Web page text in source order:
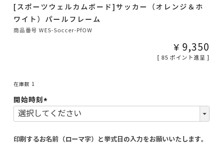
[スポーツウェルカムボード]サッカー（オレンジ＆ホ
ワイト）パールフレーム
商品番号 WES-Soccer-PfOW
¥ 9,350
[ 85 ポイント進呈 ]
開始時刻
(必
印刷するお名前（ローマ字）と挙式日の入力をお願いいたします。
在庫数 1